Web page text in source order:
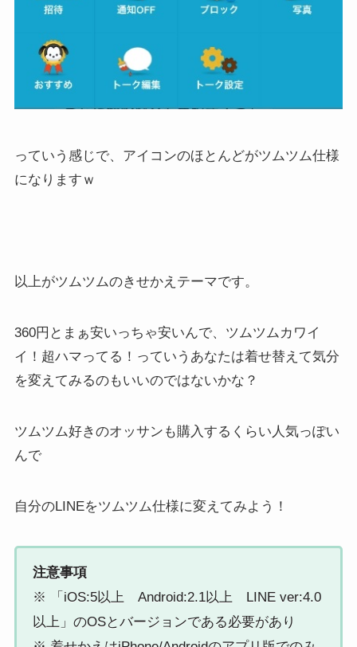
っていう感じで、アイコンのほとんどがツムツム仕様
になりますｗ
以上がツムツムのきせかえテーマです。
360円とまぁ安いっちゃ安いんで、ツムツムカワイ
イ！超ハマってる！っていうあなたは着せ替えて気分
を変えてみるのもいいのではないかな？
ツムツム好きのオッサンも購入するくらい人気っぽい
んで
自分のLINEをツムツム仕様に変えてみよう！
注意事項
※ 「iOS:5以上 Android:2.1以上 LINE ver:4.0
以上」のOSとバージョンである必要があり